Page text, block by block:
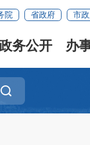
院 省政府 市
务公开 办